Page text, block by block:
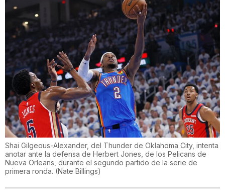
Shai Gilgeous-Alexander, del Thunder de Oklahoma City, intenta
anotar ante la defensa de Herbert Jones, de los Pelicans de
Nueva Orleans, durante el segundo partido de la serie de
primera ronda. (Nate Billings)